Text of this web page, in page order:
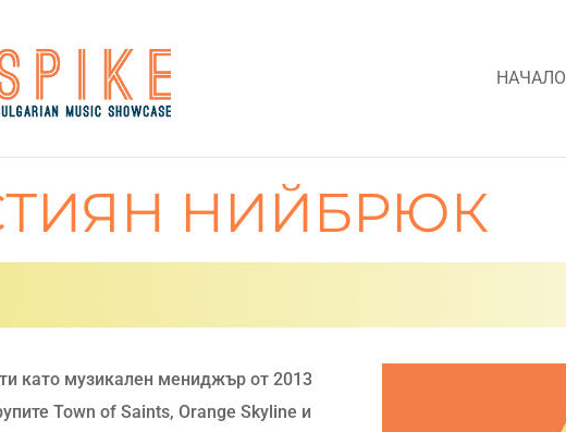
НАЧАЛО
НИЙБРЮК
като музикален мениджър от 2013
Town of Saints, Orange Skyline и